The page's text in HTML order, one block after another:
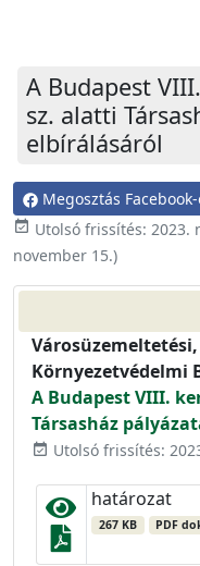
A Budapest
sz. alatti
elbírálásáról
Megosztás
event_available Utolsó frissítés: 2023.
november 15.)
Környezetvédelmi
A Budapest VIII.
Társasház
event_available Utolsó frissítés:
határozat
267 KB PDF